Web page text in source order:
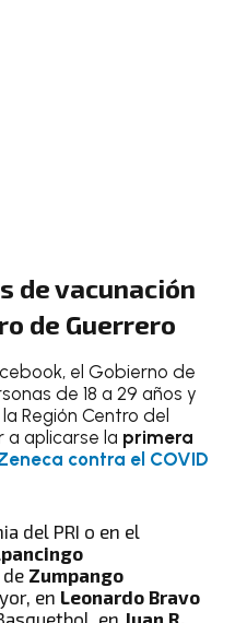
de vacunación
de Guerrero
el Gobierno de
de 18 a 29 años y
Región Centro del
aplicarse la primera
contra el COVID
del PRI o en el
Zumpango
en Leonardo Bravo
en Juan R.